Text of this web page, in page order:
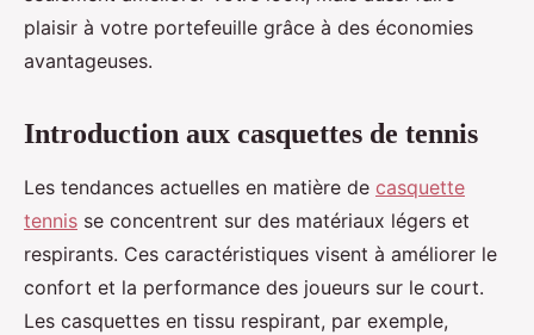
plaisir à votre portefeuille grâce à des économies
avantageuses.
Introduction aux casquettes de tennis
Les tendances actuelles en matière de casquette
tennis se concentrent sur des matériaux légers et
respirants. Ces caractéristiques visent à améliorer le
confort et la performance des joueurs sur le court.
Les casquettes en tissu respirant, par exemple,